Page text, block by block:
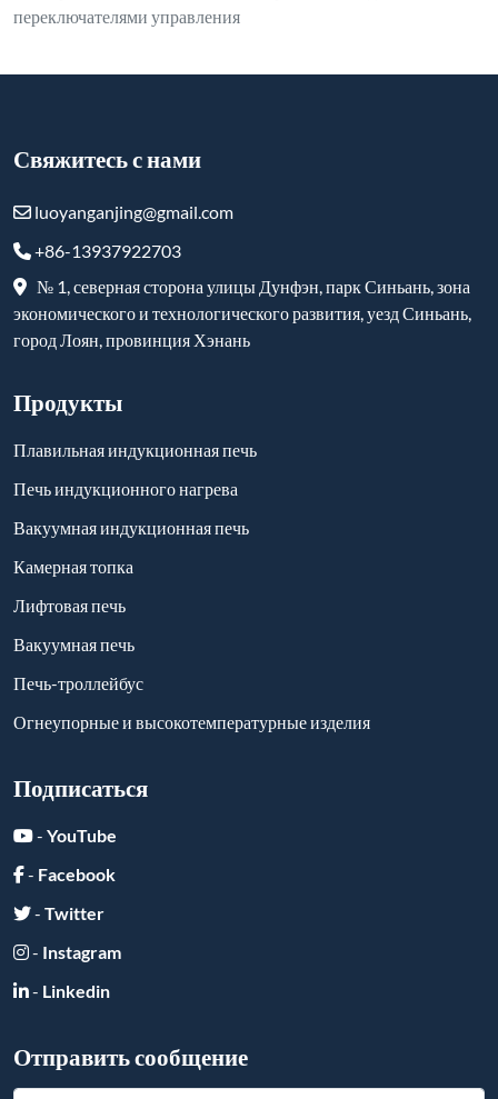
Плавильная индукционная печь
Печь индукционного нагрева
Камерная топка
Вакуумная печь
Печь-троллейбус
- YouTube
-Facebook
-Twitter
-Instagram
-Linkedin
Отправить сообщение
Copyright ©2026All Rights Reserved